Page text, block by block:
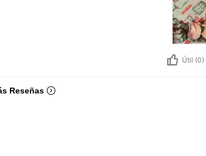
Útil (0)
Reseñas